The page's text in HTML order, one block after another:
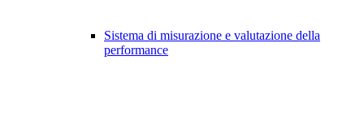
Sistema di misurazione e valutazione della
performance